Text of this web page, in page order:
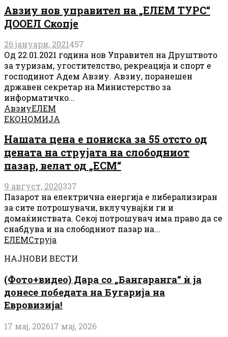
Авзиу нов управител на „ЕЛЕМ ТУРС“
ДООЕЛ Скопје
26 јануари, 2021457
Од 22.01.2021 година нов Управител на Друштвото
за туризам, угостителство, рекреација и спорт е
господинот Адем Авзиу. Авзиу, поранешен
државен секретар на Министерство за
информатичко...
АвзиуЕЛЕМ
ЕКОНОМИЈА
Нашата цена е пониска за 55 отсто од
цената на струјата на слободниот
пазар, велат од „ЕСМ“
9 август, 2020337
Пазарот на електрична енергија е либерализиран
за сите потрошувачи, вклучувајќи ги и
домаќинствата. Секој потрошувач има право да се
снабдува и на слободниот пазар на...
ЕЛЕМСтруја
НАЈНОВИ ВЕСТИ
(Фото+видео) Дара со „Бангаранга“ ѝ ја
донесе победата на Бугарија на
Евровизија!
17 мај, 202617 мај, 2026